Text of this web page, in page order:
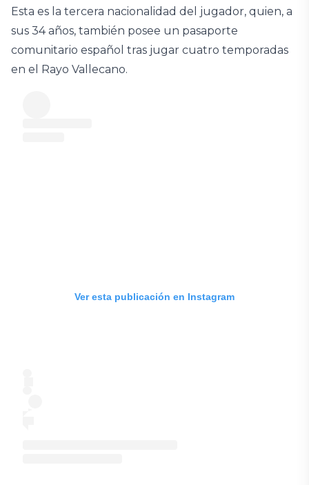
Esta es la tercera nacionalidad del jugador, quien, a
sus 34 años, también posee un pasaporte
comunitario español tras jugar cuatro temporadas
en el Rayo Vallecano.
Ver esta publicación en Instagram